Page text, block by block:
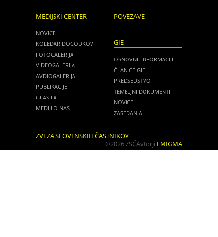
MEDIJSKI CENTER
NOVICE
KOLEDAR DOGODKOV
FOTOGALERIJA
VIDEOGALERIJA
AVDIOGALERIJA
PUBLIKACIJE
GLASILA
MEDIJI O NAS
POVEZAVE
GIE
OSNOVNE INFORMACIJE
ČLANICE GIE
PREDSEDSTVO
TEMELJNI DOKUMENTI
NOVICE
ZASEDANJA
ZVEZA SLOVENSKIH ČASTNIKOV
©2026 ZSČAvtorji EMIGMA